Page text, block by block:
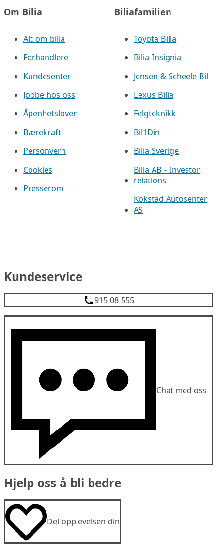
Om Bilia
Alt om bilia
Forhandlere
Kundesenter
Jobbe hos oss
Åpenhetsloven
Bærekraft
Personvern
Cookies
Presserom
Biliafamilien
Toyota Bilia
Bilia Insignia
Jensen & Scheele Bil
Lexus Bilia
Felgteknikk
Bil1Din
Bilia Sverige
Bilia AB - Investor
relations
Kokstad Autosenter
AS
Kundeservice
915 08 555
Chat med oss
Hjelp oss å bli bedre
Del opplevelsen din